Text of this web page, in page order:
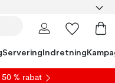
ServeringIndretning
% rabat